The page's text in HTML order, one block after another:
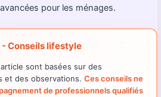
pour les ménages.
Conseils lifestyle
sont basées sur des
et des observations. Ces conseils ne
de professionnels qualifiés